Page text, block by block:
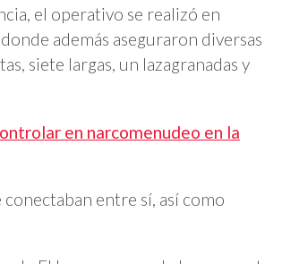
el operativo se realizó en
además aseguraron diversas
siete largas, un lazagranadas y
en narcomenudeo en la
entre sí, así como